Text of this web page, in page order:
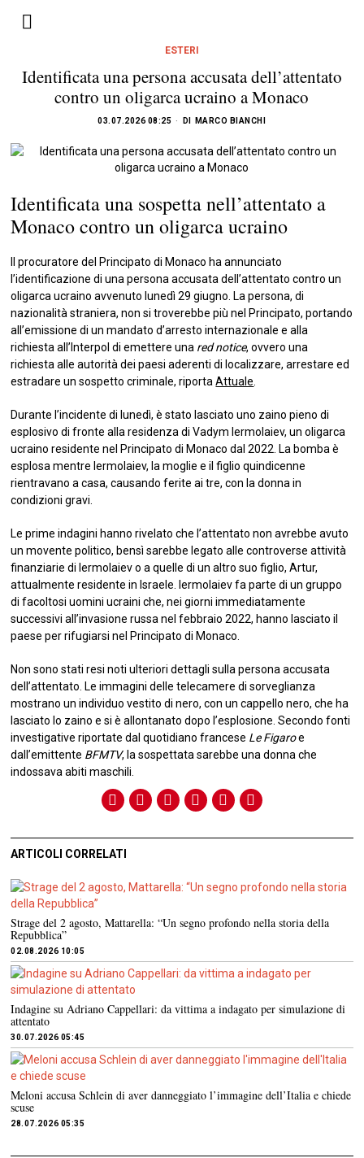
ESTERI
Identificata una persona accusata dell’attentato
contro un oligarca ucraino a Monaco
03.07.2026 08:25 DI MARCO BIANCHI
Identificata una sospetta nell’attentato a
Monaco contro un oligarca ucraino
Il procuratore del Principato di Monaco ha annunciato
l’identificazione di una persona accusata dell’attentato contro un
oligarca ucraino avvenuto lunedì 29 giugno. La persona, di
nazionalità straniera, non si troverebbe più nel Principato, portando
all’emissione di un mandato d’arresto internazionale e alla
richiesta all’Interpol di emettere una red notice, ovvero una
richiesta alle autorità dei paesi aderenti di localizzare, arrestare ed
estradare un sospetto criminale, riportaAttuale
Durante l’incidente di lunedì, è stato lasciato uno zaino pieno di
esplosivo di fronte alla residenza di Vadym Iermolaiev, un oligarca
ucraino residente nel Principato di Monaco dal 2022. La bomba è
esplosa mentre Iermolaiev, la moglie e il figlio quindicenne
rientravano a casa, causando ferite ai tre, con la donna in
condizioni gravi.
Le prime indagini hanno rivelato che l’attentato non avrebbe avuto
un movente politico, bensì sarebbe legato alle controverse attività
finanziarie di Iermolaiev o a quelle di un altro suo figlio, Artur,
attualmente residente in Israele. Iermolaiev fa parte di un gruppo
di facoltosi uomini ucraini che, nei giorni immediatamente
successivi all’invasione russa nel febbraio 2022, hanno lasciato il
paese per rifugiarsi nel Principato di Monaco.
Non sono stati resi noti ulteriori dettagli sulla persona accusata
dell’attentato. Le immagini delle telecamere di sorveglianza
mostrano un individuo vestito di nero, con un cappello nero, che ha
lasciato lo zaino e si è allontanato dopo l’esplosione. Secondo fonti
investigative riportate dal quotidiano francese Le Figaroe
dall’emittente BFMTV, la sospettata sarebbe una donna che
indossava abiti maschili.
ARTICOLI CORRELATI
Strage del 2 agosto, Mattarella: “Un segno profondo nella storia della
Repubblica”
02.08.2026 10:05
Indagine su Adriano Cappellari: da vittima a indagato per simulazione di
attentato
30.07.2026 05:45
Meloni accusa Schlein di aver danneggiato l’immagine dell’Italia e chiede
scuse
28.07.2026 05:35